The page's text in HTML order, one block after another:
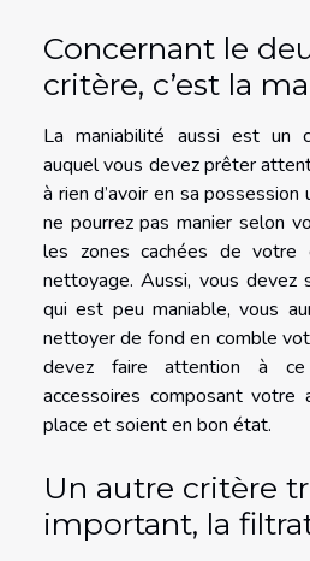
Concernant le
critère, c’est la
La maniabilité aussi est un
auquel vous devez prêter
à rien d’avoir en sa
ne pourrez pas manier selon
les zones cachées de votre
nettoyage. Aussi, vous devez
qui est peu maniable, vous
nettoyer de fond en comble
devez faire attention à
accessoires composant votre
place et soient en bon état.
Un autre critère
important, la